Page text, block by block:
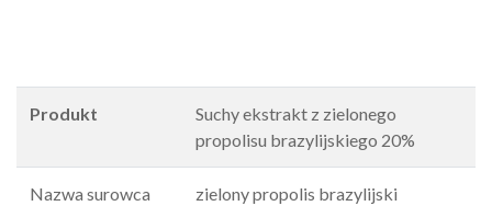
Produkt
Suchy ekstrakt z zielonego
propolisu brazylijskiego 20%
Nazwa surowca zielony propolis brazylijski